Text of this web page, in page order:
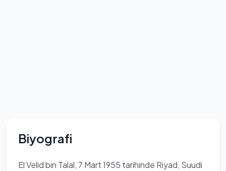
Biyografi
El Velid bin Talal, 7 Mart 1955 tarihinde Riyad, Suudi